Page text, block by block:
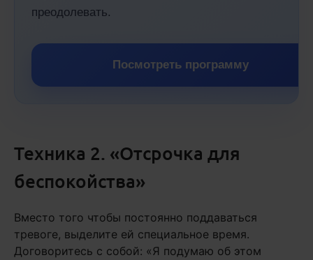
преодолевать.
Посмотреть программу
Техника 2. «Отсрочка для
беспокойства»
Вместо того чтобы постоянно поддаваться
тревоге, выделите ей специальное время.
Договоритесь с собой: «Я подумаю об этом